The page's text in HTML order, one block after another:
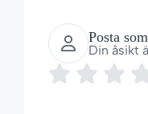
Posta
Din åsikt